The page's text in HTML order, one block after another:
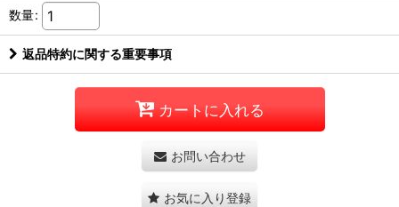
数量:
返品特約に関する重要事項
カートに入れる
お問い合わせ
お気に入り登録